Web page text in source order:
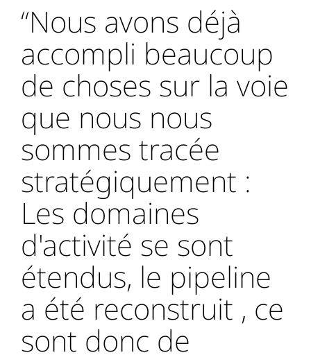
“Nous avons déjà
accompli beaucoup
de choses sur la voie
que nous nous
sommes tracée
stratégiquement :
Les domaines
d'activité se sont
étendus, le pipeline
a été reconstruit , ce
sont donc de